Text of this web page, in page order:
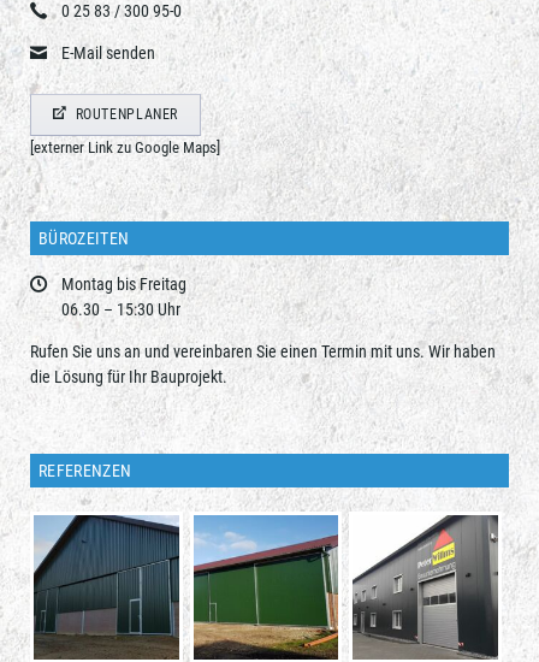
0 25 83 / 300 95-0
E-Mail senden
ROUTENPLANER
[externer Link zu Google Maps]
BÜROZEITEN
Montag bis Freitag
06.30 – 15:30 Uhr
Rufen Sie uns an und vereinbaren Sie einen Termin mit uns. Wir haben
die Lösung für Ihr Bauprojekt.
REFERENZEN